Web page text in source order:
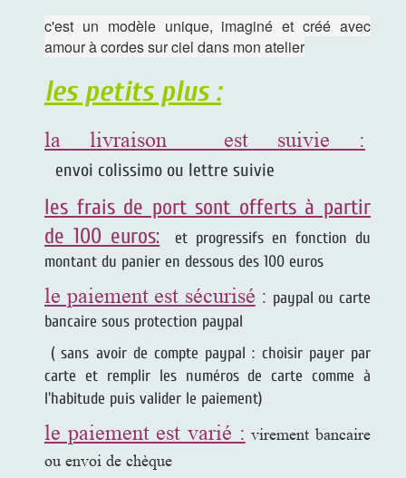
c'est un modèle unique, imaginé et créé avec
amour à cordes sur ciel dans mon atelier
les petits plus :
la livraison est suivie :
envoi colissimo ou lettre suivie
les frais de port sont offerts à partir
de 100 euros:
et progressifs en fonction du
montant du panier en dessous des 100 euros
le paiement est sécurisé : paypal ou carte
bancaire sous protection paypal
( sans avoir de compte paypal : choisir payer par
carte et remplir les numéros de carte comme à
l'habitude puis valider le paiement)
le paiement est varié : virement bancaire
ou envoi de chèque